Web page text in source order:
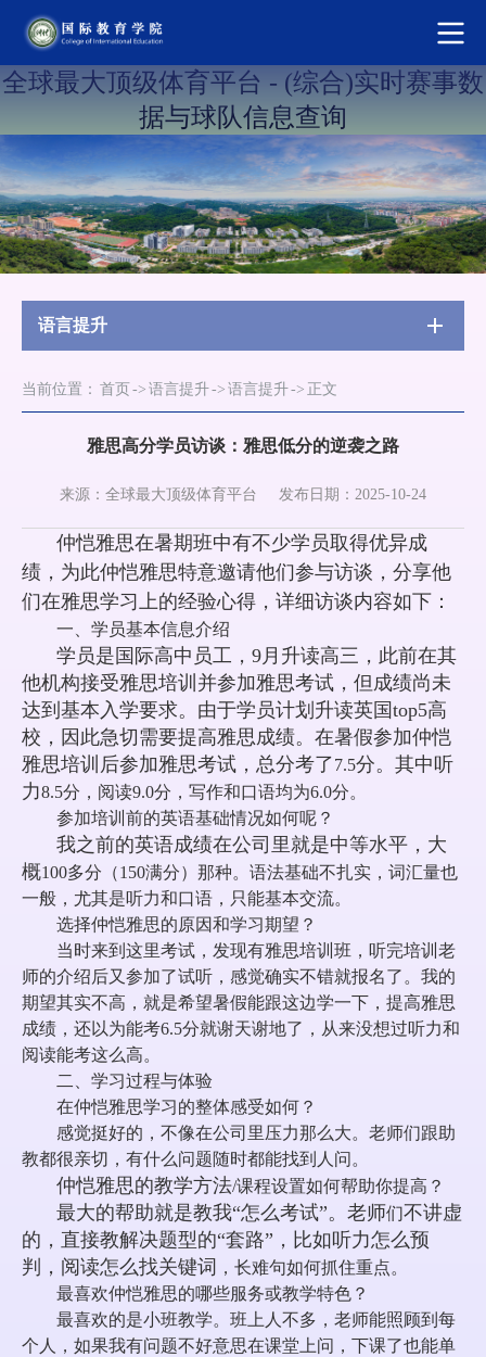
全球最大顶级体育平台 - (综合)实时赛事数
据与球队信息查询
语言提升
当前位置： 首页 -> 语言提升-> 语言提升-> 正文
雅思高分学员访谈：雅思低分的逆袭之路
来源：全球最大顶级体育平台 发布日期：2025-10-24
仲恺雅思在暑期班中有不少学员取得优异成
绩，为此仲恺雅思特意邀请他们参与访谈，分享他
们在雅思学习上的经验心得，详细访谈内容如下：
一、 学员基本信息介绍
学员是国际高中员工，9月升读高三，此前在其
他机构接受雅思培训并参加雅思考试，但成绩尚未
达到基本入学要求。由于学员计划升读英国top5高
校，因此急切需要提高雅思成绩。在暑假参加仲恺
雅思培训后参加雅思考试，总分考了7.5分。其中听
力8.5分，阅读9.0分，写作和口语均为6.0分。
参加培训前的英语基础情况如何呢？
我之前的英语成绩在公司里就是中等水平，大
概100多分（150满分）那种。语法基础不扎实，词汇量也
一般，尤其是听力和口语，只能基本交流。
选择仲恺雅思的原因和学习期望？
当时来到这里考试，发现有雅思培训班，听完培训老
师的介绍后又参加了试听，感觉确实不错就报名了。我的
期望其实不高，就是希望暑假能跟这边学一下，提高雅思
成绩，还以为能考6.5分就谢天谢地了，从来没想过听力和
阅读能考这么高。
二、学习过程与体验
在仲恺雅思学习的整体感受如何？
感觉挺好的，不像在公司里压力那么大。老师们跟助
教都很亲切，有什么问题随时都能找到人问。
仲恺雅思的教学方法/课程设置如何帮助你提高？
最大的帮助就是教我“怎么考试”。老师们不讲虚
的，直接教解决题型的“套路”，比如听力怎么预
判，阅读怎么找关键词
，长难句如何抓住重点。
最喜欢仲恺雅思的哪些服务或教学特色？
最喜欢的是小班教学。班上人不多，老师能照顾到每
个人，如果我有问题不好意思在课堂上问，下课了也能单